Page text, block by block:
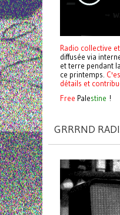
Radio collective
diffusée via
et terre pendant
ce printemps.
détails et
Free Palestine !
GRRRND